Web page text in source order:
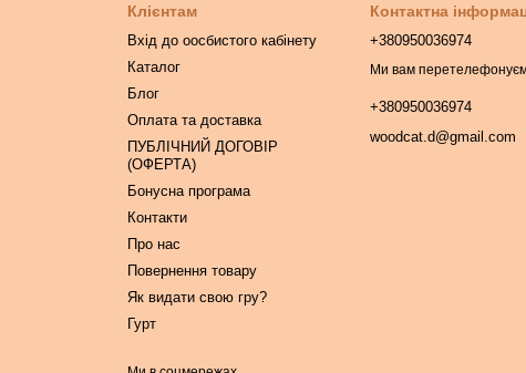
Клієнтам
Вхід до оосбистого кабінету
Каталог
Блог
Оплата та доставка
ПУБЛІЧНИЙ ДОГОВІР
(ОФЕРТА)
Бонусна програма
Контакти
Про нас
Повернення товару
Як видати свою гру?
Гурт
Контактна
+380950036974
Ми вам
+380950036974
woodcat.d@gmail.com